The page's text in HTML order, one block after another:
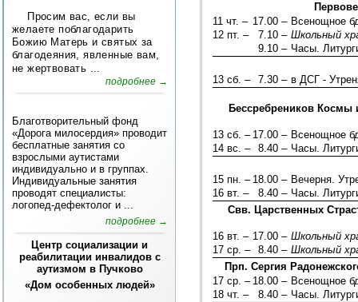
Просим вас, если вы
желаете поблагодарить
Божию Матерь и святых за
благодеяния, явленные вам,
не жертвовать ...
подробнее →
Благотворительный фонд
«Дорога милосердия» проводит
бесплатные занятия со
взрослыми аутистами
индивидуально и в группах.
Индивидуальные занятия
проводят специалисты:
логопед-дефектолог и ...
подробнее →
Центр социализации и
реабилитации инвалидов с
аутизмом в Пучково
«Дом особенных людей»
11 чт. – 17.00 – Всенощное
12 пт. –
7.10 – Школьный
9.10 – Часы.
13 сб. – 7.30 – в ДСГ -
Бессребреников Космы
13 сб. – 17.00 – Всенощное
14 вс. –
8.40 – Часы.
15 пн. – 18.00 – Вечерня.
16 вт. –
8.40 – Часы.
Свв. Царственных
16 вт. – 17.00 – Школьный
17 ср. –
8.40 – Школьный
Прп. Сергия
17 ср. – 18.00 – Всенощное
18 чт. –
8.40 – Часы.